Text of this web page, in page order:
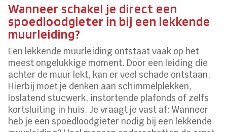
Wanneer schakel je direct een
spoedloodgieter in bij een lekkende
muurleiding?
Een lekkende muurleiding ontstaat vaak op het
meest ongelukkige moment. Door een leiding die
achter de muur lekt, kan er veel schade ontstaan.
Hierbij moet je denken aan schimmelplekken,
loslatend stucwerk, instortende plafonds of zelfs
kortsluiting in huis. Je vraagt je vast af: Wanneer
heb je een spoedloodgieter nodig bij een lekkende